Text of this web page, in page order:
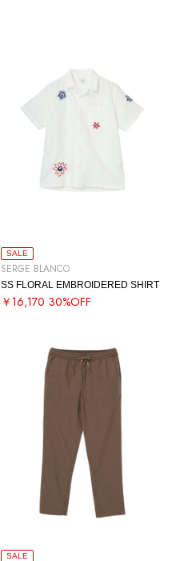
SALE
SERGE BLANCO
SS FLORAL EMBROIDERED SHIRT
￥16,170 30%OFF
SALE